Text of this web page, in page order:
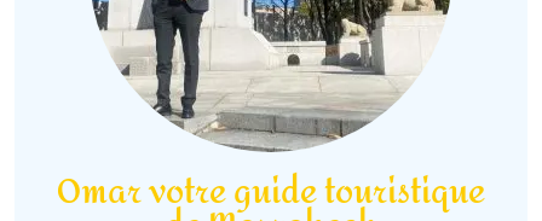
Omar votre guide touristique